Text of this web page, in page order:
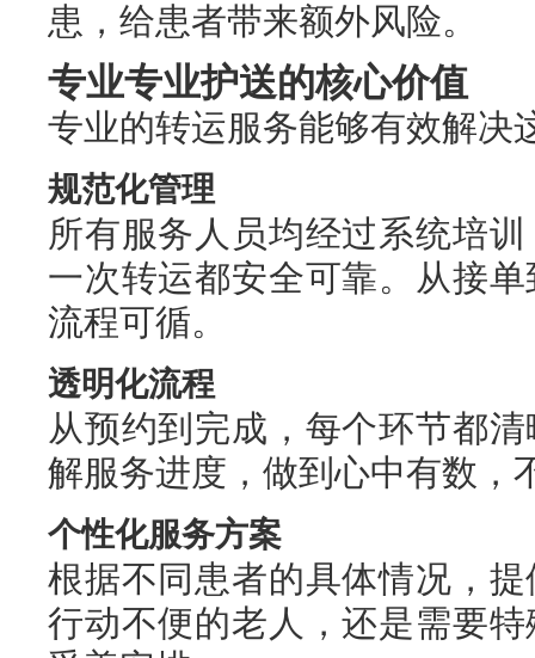
患，给患者带来额外风险。
专业专业护送的核心价值
专业的转运服务能够有效解决
规范化管理
所有服务人员均经过系统培
一次转运都安全可靠。从接
流程可循。
透明化流程
从预约到完成，每个环节都
解服务进度，做到心中有数，
个性化服务方案
根据不同患者的具体情况，
行动不便的老人，还是需要